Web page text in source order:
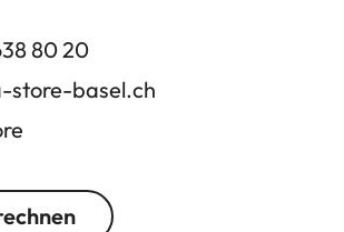
80 20
store-basel.ch